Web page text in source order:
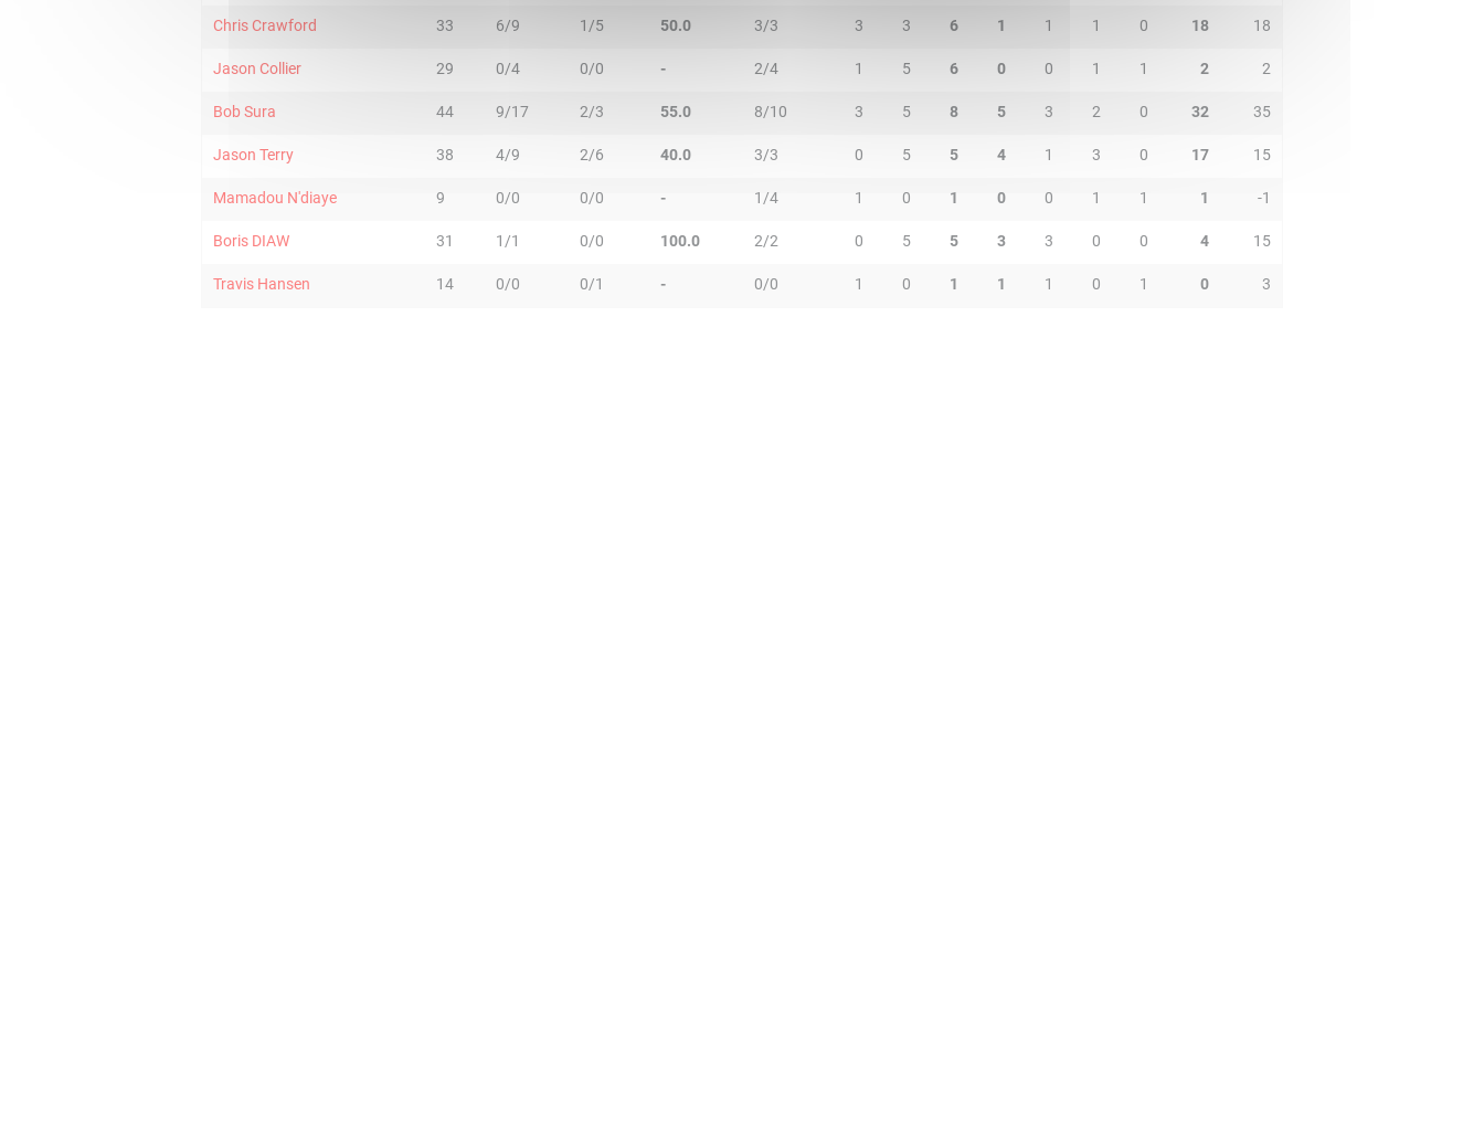
Chris Crawford 33 6/9 1/5 50.0 3/3 3 3 6 1 1 1 0 18 18
Jason Collier 29 0/4 0/0 - 2/4 1 5 6 0 0 1 1 2 2
Bob Sura 44 9/17 2/3 55.0 8/10 3 5 8 5 3 2 0 32 35
Jason Terry 38 4/9 2/6 40.0 3/3 0 5 5 4 1 3 0 17 15
Mamadou N'diaye 9 0/0 0/0 - 1/4 1 0 1 0 0 1 1 1 -1
Boris DIAW 31 1/1 0/0 100.0 2/2 0 5 5 3 3 0 0 4 15
Travis Hansen 14 0/0 0/1 - 0/0 1 0 1 1 1 0 1 0 3